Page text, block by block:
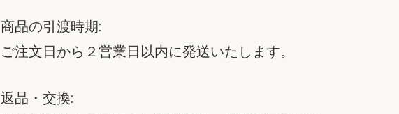
商品の引渡時期:
ご注文日から２営業日以内に発送いたします。
返品・交換: